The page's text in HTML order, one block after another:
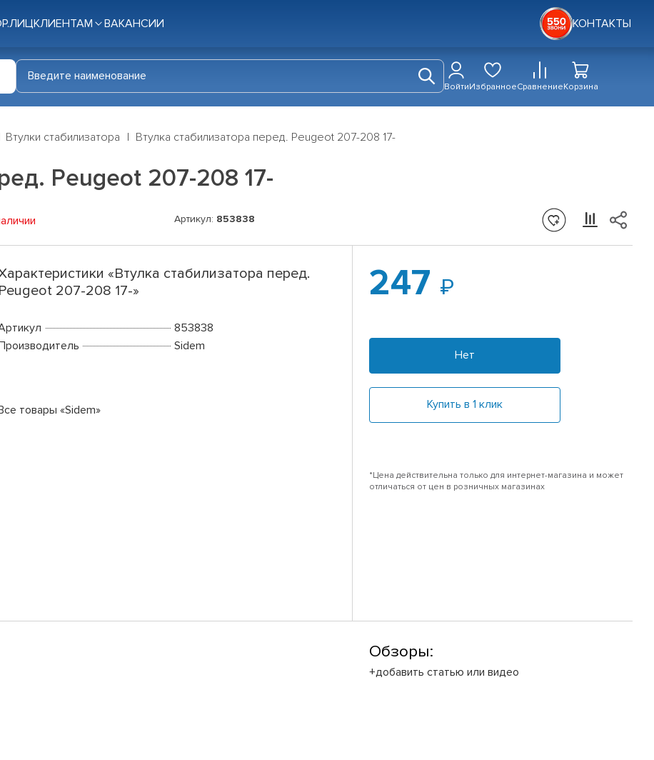
КЛИЕНТАМ ВАКАНСИИ КОНТАКТЫ
ВойтиИзбранноеСравнениеКорзина
Втулки стабилизатора Втулка стабилизатора перед. Peugeot 207-208 17-
Peugeot 207-208 17-
Артикул: 853838
«Втулка стабилизатора перед.
Peugeot 207-208 17-»
853838
Sidem
товары «Sidem»
247
Нет
Купить в 1 клик
*Цена действительна только для интернет-магазина и может
отличаться от цен в розничных магазинах
Обзоры:
+добавить статью или видео